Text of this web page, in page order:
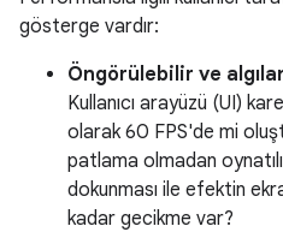
gösterge vardır:
Öngörülebilir ve
Kullanıcı arayüzü (UI)
olarak 60 FPS'de mi
patlama olmadan
dokunması ile efektin
kadar gecikme var?